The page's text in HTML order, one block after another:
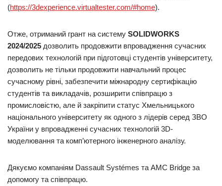
(https://3dexperience.virtualtester.com/#home).
Отже, отриманий грант на систему SOLIDWORKS
2024/2025 дозволить продовжити впровадження сучасних
передових технологій при підготовці студентів університету,
дозволить не тільки продовжити навчальний процес
сучасному рівні, забезпечити міжнародну сертифікацію
студентів та викладачів, розширити співпрацю з
промисловістю, але й закріпити статус Хмельницького
національного університету як одного з лідерів серед ЗВО
України у впровадженні сучасних технологій 3D-
моделювання та комп’ютерного інженерного аналізу.
Дякуємо компаніям Dassault Systémes та AMC Bridge за
допомогу та співпрацю.